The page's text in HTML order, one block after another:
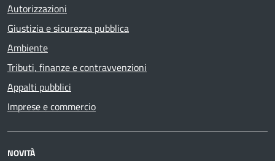
Autorizzazioni
Giustizia e sicurezza pubblica
Ambiente
Tributi, finanze e contravvenzioni
Appalti pubblici
Imprese e commercio
NOVITÀ